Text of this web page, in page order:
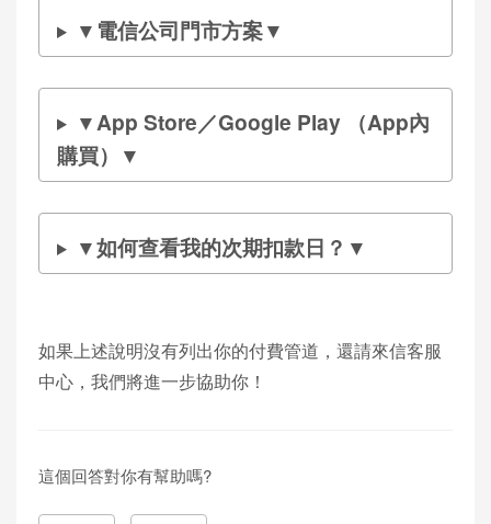
▼電信公司門市方案▼
▼App Store／Google Play （App內
購買）▼
▼如何查看我的次期扣款日？▼
如果上述說明沒有列出你的付費管道，還請來信客服
中心，我們將進一步協助你！
這個回答對你有幫助嗎?